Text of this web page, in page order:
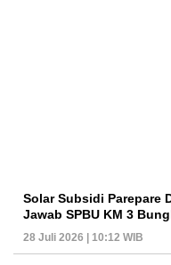
Solar Subsidi Parepare
Jawab SPBU KM 3
28 Juli 2026 | 10:12 WIB